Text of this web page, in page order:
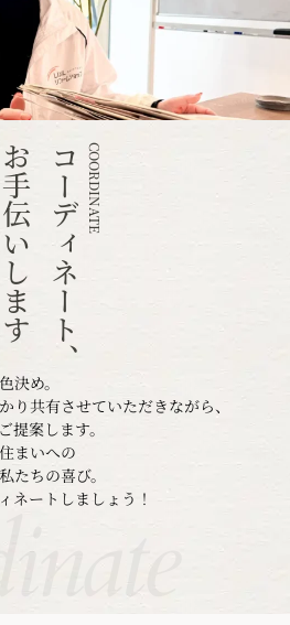
COORDINATE
コーディネート、
お手伝いします
決め。
り共有させていただきながら、
提案します。
まいへの
たちの喜び。
ネートしましょう！